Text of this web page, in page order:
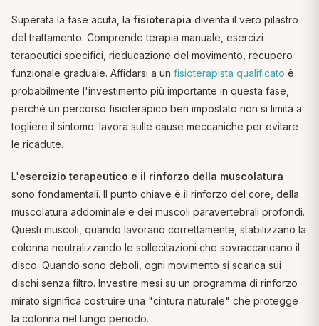
Superata la fase acuta, la fisioterapia diventa il vero pilastro
del trattamento. Comprende terapia manuale, esercizi
terapeutici specifici, rieducazione del movimento, recupero
funzionale graduale. Affidarsi a un fisioterapista qualificato è
probabilmente l'investimento più importante in questa fase,
perché un percorso fisioterapico ben impostato non si limita a
togliere il sintomo: lavora sulle cause meccaniche per evitare
le ricadute.
L'esercizio terapeutico e il rinforzo della muscolatura
sono fondamentali. Il punto chiave è il rinforzo del core, della
muscolatura addominale e dei muscoli paravertebrali profondi.
Questi muscoli, quando lavorano correttamente, stabilizzano la
colonna neutralizzando le sollecitazioni che sovraccaricano il
disco. Quando sono deboli, ogni movimento si scarica sui
dischi senza filtro. Investire mesi su un programma di rinforzo
mirato significa costruire una "cintura naturale" che protegge
la colonna nel lungo periodo.